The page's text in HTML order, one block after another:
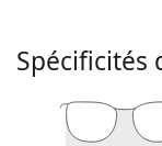
Monture de
La couleur
parfaitement
Spécificités